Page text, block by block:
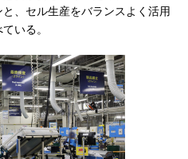
、セル生産をバランスよく活用
いる。